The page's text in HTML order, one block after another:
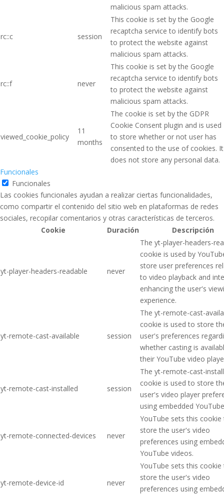
malicious spam attacks.
rc::c session
This cookie is set by the Google
recaptcha service to identify bots
to protect the website against
malicious spam attacks.
rc::f never
This cookie is set by the Google
recaptcha service to identify bots
to protect the website against
malicious spam attacks.
viewed_cookie_policy
11
months
The cookie is set by the GDPR
Cookie Consent plugin and is used
to store whether or not user has
consented to the use of cookies. It
does not store any personal data.
Funcionales
Funcionales
Las cookies funcionales ayudan a realizar ciertas funcionalidades,
como compartir el contenido del sitio web en plataformas de redes
sociales, recopilar comentarios y otras características de terceros.
Cookie
Duración Descripción
yt-player-headers-readable never
The yt-player-headers-
cookie is used by
store user preferences
to video playback and
enhancing the user's
experience.
yt-remote-cast-available session
The yt-remote-cast-
cookie is used to store
user's preferences
whether casting is
their YouTube video
yt-remote-cast-installed session
The yt-remote-cast-
cookie is used to store
user's video player
using embedded
yt-remote-connected-devices never
YouTube sets this cookie
store the user's video
preferences using
YouTube videos.
yt-remote-device-id never
YouTube sets this cookie
store the user's video
preferences using